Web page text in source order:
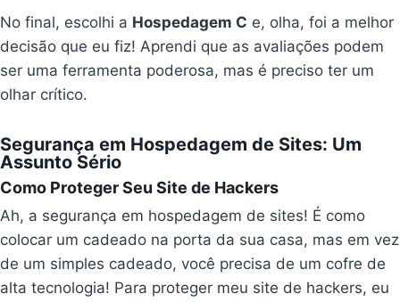
No final, escolhi a Hospedagem C e, olha, foi a melhor
decisão que eu fiz! Aprendi que as avaliações podem
ser uma ferramenta poderosa, mas é preciso ter um
olhar crítico.
Segurança em Hospedagem de Sites: Um
Assunto Sério
Como Proteger Seu Site de Hackers
Ah, a segurança em hospedagem de sites! É como
colocar um cadeado na porta da sua casa, mas em vez
de um simples cadeado, você precisa de um cofre de
alta tecnologia! Para proteger meu site de hackers, eu